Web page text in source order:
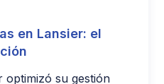
en Lansier: el
optimizó su gestión